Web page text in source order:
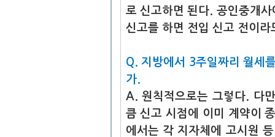
로 신고하면 된다. 공인중개
신고를 하면 전입 신고 전이
Q. 지방에서 3주일짜리 월세
가.
A. 원칙적으로는 그렇다. 다
큼 신고 시점에 이미 계약이
에서는 각 지자체에 고시원